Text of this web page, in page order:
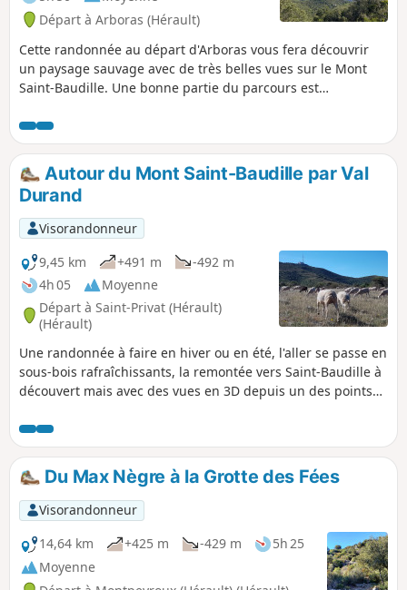
Départ à Arboras (Hérault)
Cette randonnée au départ d'Arboras vous fera découvrir
un paysage sauvage avec de très belles vues sur le Mont
Saint-Baudille. Une bonne partie du parcours est
forêt de Parlatges, ce qui permet d'envisager cette
randonnée sous le soleil. Les sentiers proposés sont faciles
(pente progressive et très peu de cailloux) mais l'absence de
balisage sur le terrain nécessite de bien savoir se repérer.
Autour du Mont Saint-Baudille par Val
Durand
Visorandonneur
9,45 km
+491 m
-492 m
4h 05
Moyenne
Départ à Saint-Privat (Hérault)
(Hérault)
Une randonnée à faire en hiver ou en été, l'aller se passe en
sous-bois rafraîchissants, la remontée vers Saint-Baudille à
découvert mais avec des vues en 3D depuis un des points
Du Max Nègre à la Grotte des Fées
Visorandonneur
14,64 km
+425 m -429 m
5h 25
Moyenne